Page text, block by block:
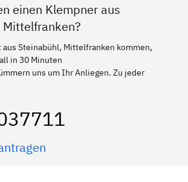
einen Klempner aus
aus Steinabühl, Mittelfranken kommen,
in 30 Minuten
uns um Ihr Anliegen. Zu jeder